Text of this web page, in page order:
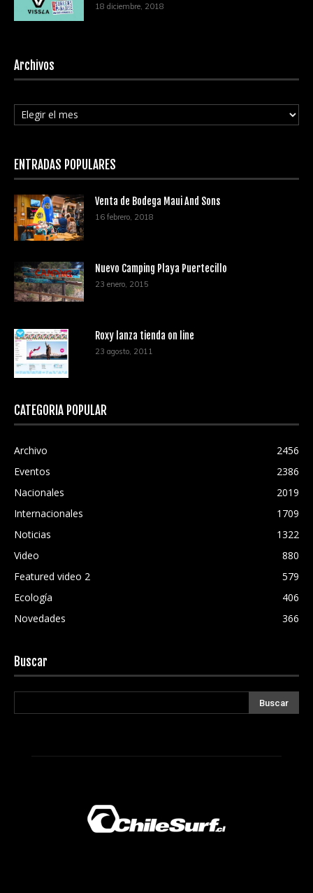
18 diciembre, 2018
Archivos
Archivos
ENTRADAS POPULARES
Venta de Bodega Maui And Sons
16 febrero, 2018
Nuevo Camping Playa Puertecillo
23 enero, 2015
Roxy lanza tienda on line
23 agosto, 2011
CATEGORÍA POPULAR
Archivo
2456
Eventos
2386
Nacionales
2019
Internacionales
1709
Noticias
1322
Video
880
Featured video 2
579
Ecología
406
Novedades
366
Buscar